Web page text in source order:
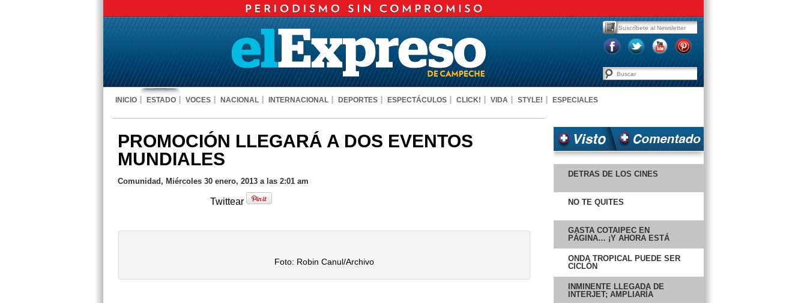
INICIO ESTADO VOCES NACIONAL INTERNACIONAL DEPORTES ESPECTÁCULOS CLICK! VIDA STYLE! ESPECIALES
PROMOCIÓN LLEGARÁ A DOS EVENTOS
MUNDIALES
Comunidad, Miércoles 30 enero, 2013 a las 2:01 am
Twittear
Foto: Robin Canul/Archivo
DETRÁS DE LOS CINES
NO TE QUITES
GASTA COTAIPEC EN
PÁGINA… ¡Y AHORA ESTÁ
ONDA TROPICAL PUEDE SER
CICLÓN
INMINENTE LLEGADA DE
INTERJET; AMPLIARÍA